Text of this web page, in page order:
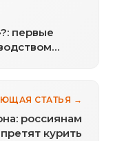
первые
СТАТЬЯ →
россиянам
курить